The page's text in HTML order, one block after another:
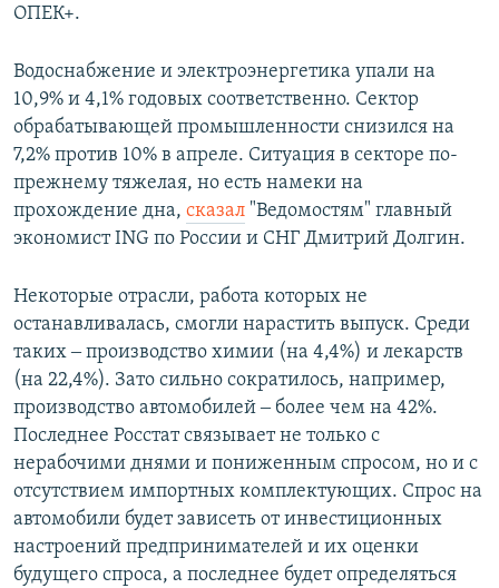
ОПЕК+.
Водоснабжение и электроэнергетика упали на
10,9% и 4,1% годовых соответственно. Сектор
обрабатывающей промышленности снизился на
7,2% против 10% в апреле. Ситуация в секторе по-
прежнему тяжелая, но есть намеки на
прохождение дна, сказал "Ведомостям" главный
экономист ING по России и СНГ Дмитрий Долгин.
Некоторые отрасли, работа которых не
останавливалась, смогли нарастить выпуск. Среди
таких ‒ производство химии (на 4,4%) и лекарств
(на 22,4%). Зато сильно сократилось, например,
производство автомобилей ‒ более чем на 42%.
Последнее Росстат связывает не только с
нерабочими днями и пониженным спросом, но и с
отсутствием импортных комплектующих. Спрос на
автомобили будет зависеть от инвестиционных
настроений предпринимателей и их оценки
будущего спроса, а последнее будет определяться